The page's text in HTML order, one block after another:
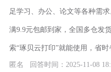
足学习、办公、论文等各种需求
满9.9元包邮到家，全国多仓发
索“琢贝云打印”就能使用，省时
匿名 回答时间：2025-11-08